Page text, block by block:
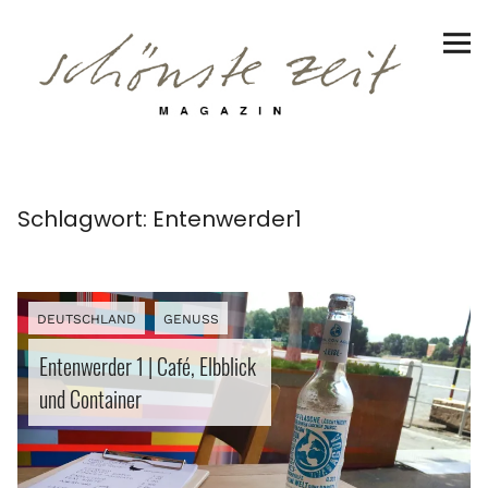
Reiseziele
Genuss
Erlebnisse
FacebookInstagram
PinterestBlueskyThreads
Schlagwort: Entenwerder1
DEUTSCHLAND GENUSS
Entenwerder 1 | Café, Elbblick
und Container